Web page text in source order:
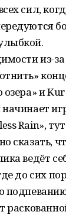
сил,
из-
озера» и
Rain»,
сказать,
ведёт
до сих